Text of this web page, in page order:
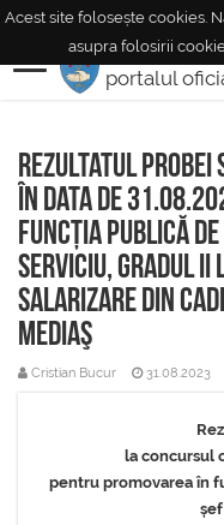
Acest site folosește cookies.
asupra folosirii
portalul
Rezultatul
în data de
funcția publică de
serviciu, gradul II
Salarizare din
Mediaş
Cristian Bucur 31.08.2023
la concursul
pentru promovarea în